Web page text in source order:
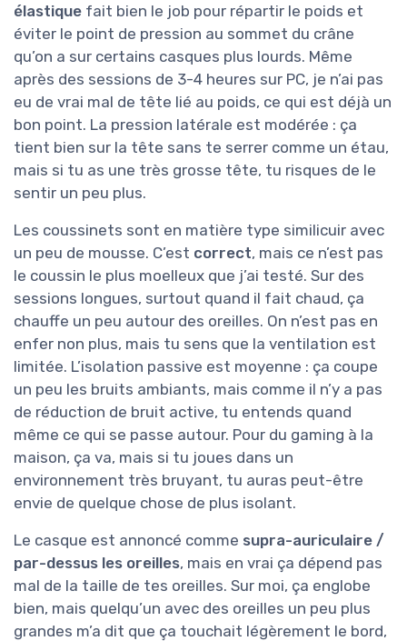
élastique fait bien le job pour répartir le poids et
éviter le point de pression au sommet du crâne
qu’on a sur certains casques plus lourds. Même
après des sessions de 3-4 heures sur PC, je n’ai pas
eu de vrai mal de tête lié au poids, ce qui est déjà un
bon point. La pression latérale est modérée : ça
tient bien sur la tête sans te serrer comme un étau,
mais si tu as une très grosse tête, tu risques de le
sentir un peu plus.
Les coussinets sont en matière type similicuir avec
un peu de mousse. C’est correct, mais ce n’est pas
le coussin le plus moelleux que j’ai testé. Sur des
sessions longues, surtout quand il fait chaud, ça
chauffe un peu autour des oreilles. On n’est pas en
enfer non plus, mais tu sens que la ventilation est
limitée. L’isolation passive est moyenne : ça coupe
un peu les bruits ambiants, mais comme il n’y a pas
de réduction de bruit active, tu entends quand
même ce qui se passe autour. Pour du gaming à la
maison, ça va, mais si tu joues dans un
environnement très bruyant, tu auras peut-être
envie de quelque chose de plus isolant.
Le casque est annoncé comme supra-auriculaire /
par-dessus les oreilles, mais en vrai ça dépend pas
mal de la taille de tes oreilles. Sur moi, ça englobe
bien, mais quelqu’un avec des oreilles un peu plus
grandes m’a dit que ça touchait légèrement le bord,